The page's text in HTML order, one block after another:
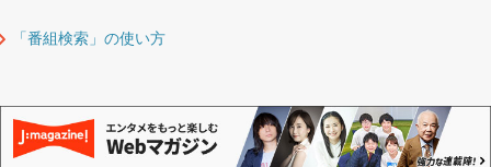
「番組検索」の使い方